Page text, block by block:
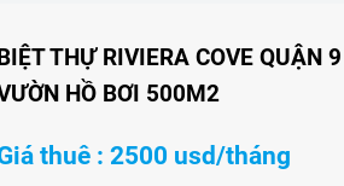
THỰ RIVIERA COVE QUẬN
HỒ BƠI 500M2
thuê : 2500 usd/tháng